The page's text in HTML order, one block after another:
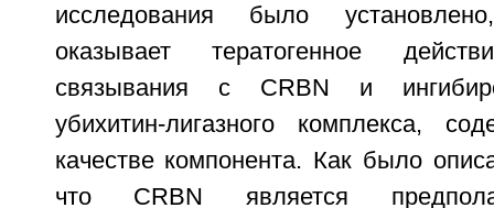
исследования было
оказывает тератогенное
связывания с CRBN и
убихитин-лигазного комплекса,
качестве компонента. Как было
что CRBN является